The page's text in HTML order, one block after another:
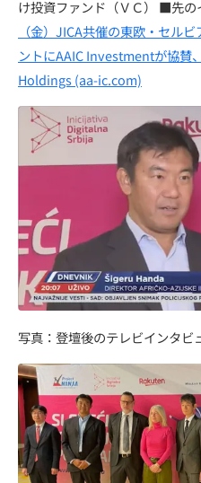
け投資ファンド（ＶＣ） ■先の
（金）JICA共催の東欧・セル
ントにAAIC Investmentが協賛
Holdings (aa-ic.com)
写真：登壇後のテレビインタビ